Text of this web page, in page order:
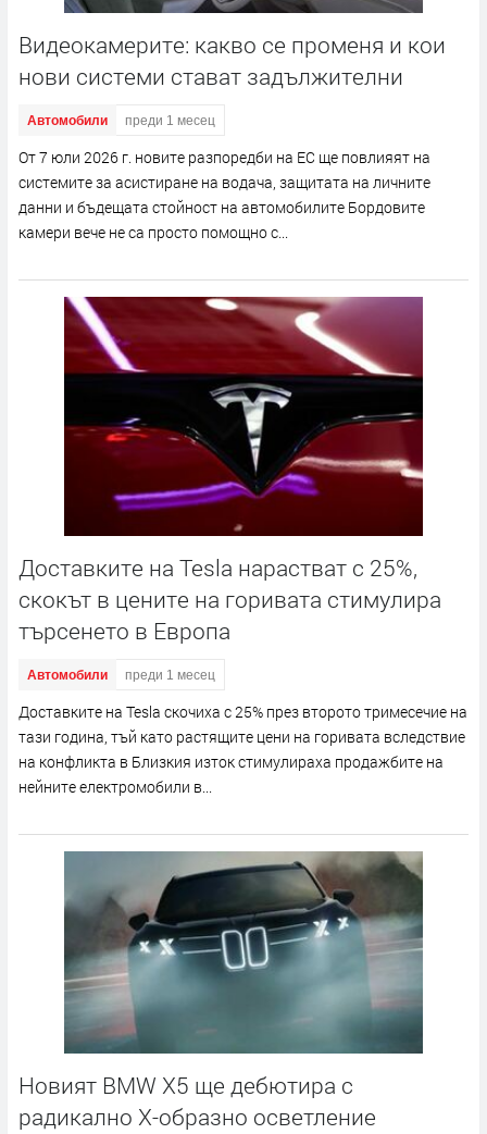
Видеокамерите: какво се променя и кои
нови системи стават задължителни
Автомобили преди 1 месец
От 7 юли 2026 г. новите разпоредби на ЕС ще повлияят на
системите за асистиране на водача, защитата на личните
данни и бъдещата стойност на автомобилите Бордовите
камери вече не са просто помощно с...
Доставките на Tesla нарастват с 25%,
скокът в цените на горивата стимулира
търсенето в Европа
Автомобили преди 1 месец
Доставките на Tesla скочиха с 25% през второто тримесечие на
тази година, тъй като растящите цени на горивата вследствие
на конфликта в Близкия изток стимулираха продажбите на
нейните електромобили в...
Новият BMW X5 ще дебютира с
радикално X-образно осветление